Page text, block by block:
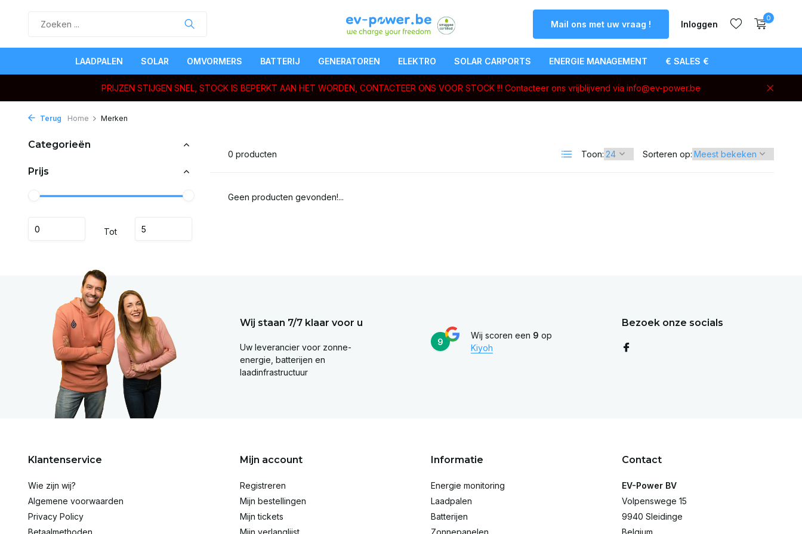
Mail ons met uw vraag ! Inloggen
0
LAADPALEN SOLAR OMVORMERS BATTERIJ GENERATOREN ELEKTRO SOLAR CARPORTS ENERGIE MANAGEMENT € SALES €
PRIJZEN STIJGEN SNEL, STOCK IS BEPERKT AAN HET WORDEN, CONTACTEER ONS VOOR STOCK !!! Contacteer ons vrijblijvend via info@ev-power.be
Terug Home Merken
Categorieën
Prijs
Tot
0 producten Toon: Sorteren op:
Geen producten gevonden!...
Wij staan 7/7 klaar voor u
Uw leverancier voor zonne-
energie, batterijen en
laadinfrastructuur
9
Wij scoren een 9 op
Kiyoh
Bezoek onze socials
Klantenservice
Wie zijn wij?
Algemene voorwaarden
Privacy Policy
Betaalmethoden
Mijn account
Registreren
Mijn bestellingen
Mijn tickets
Mijn verlanglijst
Informatie
Energie monitoring
Laadpalen
Batterijen
Zonnepanelen
Contact
EV-Power BV
Volpenswege 15
9940 Sleidinge
Belgium